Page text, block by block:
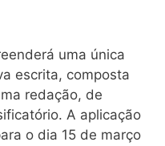
uma única
escrita, composta
redação, de
A aplicação
o dia 15 de março